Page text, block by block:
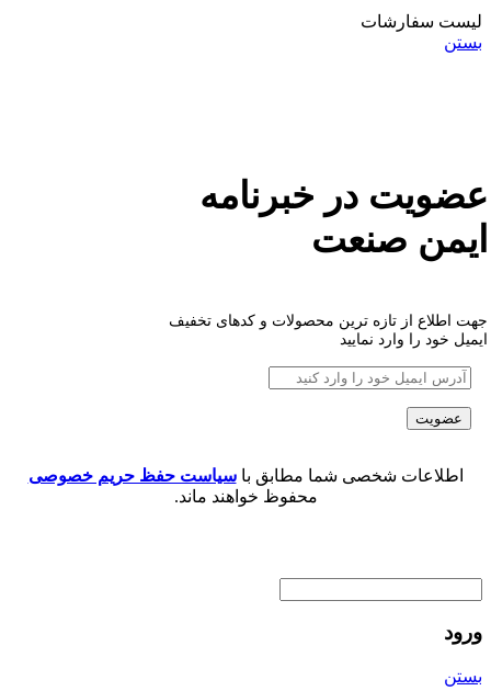
لیست سفارشات
بستن
عضویت در خبرنامه
ایمن صنعت
جهت اطلاع از تازه ترین محصولات و کدهای تخفیف
ایمیل خود را وارد نمایید
اطلاعات شخصی شما مطابق باسیاست حفظ حریم خصوصی
محفوظ خواهند ماند.
ورود
بستن